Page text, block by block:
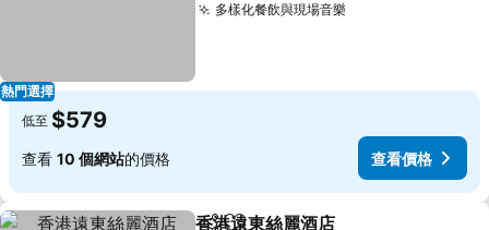
熱門選擇
多樣化餐飲與現場音樂
低至 $579
查看 10 個網站的價格 查看價格
香港遠東絲麗酒店